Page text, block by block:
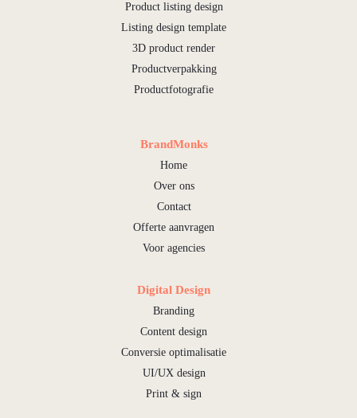
Product listing design
Listing design template
3D product render
Productverpakking
Productfotografie
BrandMonks
Home
Over ons
Contact
Offerte aanvragen
Voor agencies
Digital Design
Branding
Content design
Conversie optimalisatie
UI/UX design
Print & sign